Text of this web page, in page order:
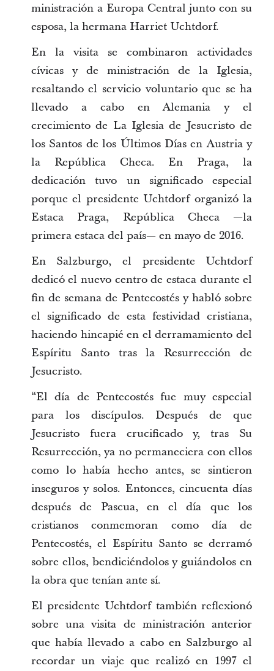
ministración a Europa Central junto con su
esposa, la hermana Harriet Uchtdorf.
En la visita se combinaron actividades
cívicas y de ministración de la Iglesia,
resaltando el servicio voluntario que se ha
llevado a cabo en Alemania y el
crecimiento de La Iglesia de Jesucristo de
los Santos de los Últimos Días en Austria y
la República Checa. En Praga, la
dedicación tuvo un significado especial
porque el presidente Uchtdorf organizó la
Estaca Praga, República Checa —la
primera estaca del país— en mayo de 2016.
En Salzburgo, el presidente Uchtdorf
dedicó el nuevo centro de estaca durante el
fin de semana de Pentecostés y habló sobre
el significado de esta festividad cristiana,
haciendo hincapié en el derramamiento del
Espíritu Santo tras la Resurrección de
Jesucristo.
“El día de Pentecostés fue muy especial
para los discípulos. Después de que
Jesucristo fuera crucificado y, tras Su
Resurrección, ya no permaneciera con ellos
como lo había hecho antes, se sintieron
inseguros y solos. Entonces, cincuenta días
después de Pascua, en el día que los
cristianos conmemoran como día de
Pentecostés, el Espíritu Santo se derramó
sobre ellos, bendiciéndolos y guiándolos en
la obra que tenían ante sí.
El presidente Uchtdorf también reflexionó
sobre una visita de ministración anterior
que había llevado a cabo en Salzburgo al
recordar un viaje que realizó en 1997 el